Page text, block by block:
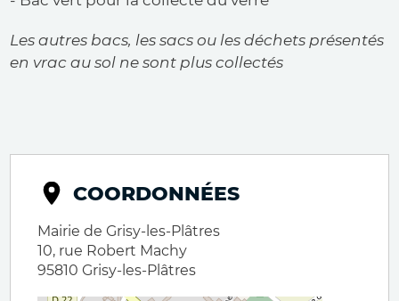
Les autres bacs, les sacs ou les déchets présentés
en vrac au sol ne sont plus collectés
COORDONNÉES
Mairie de Grisy-les-Plâtres
10, rue Robert Machy
95810 Grisy-les-Plâtres